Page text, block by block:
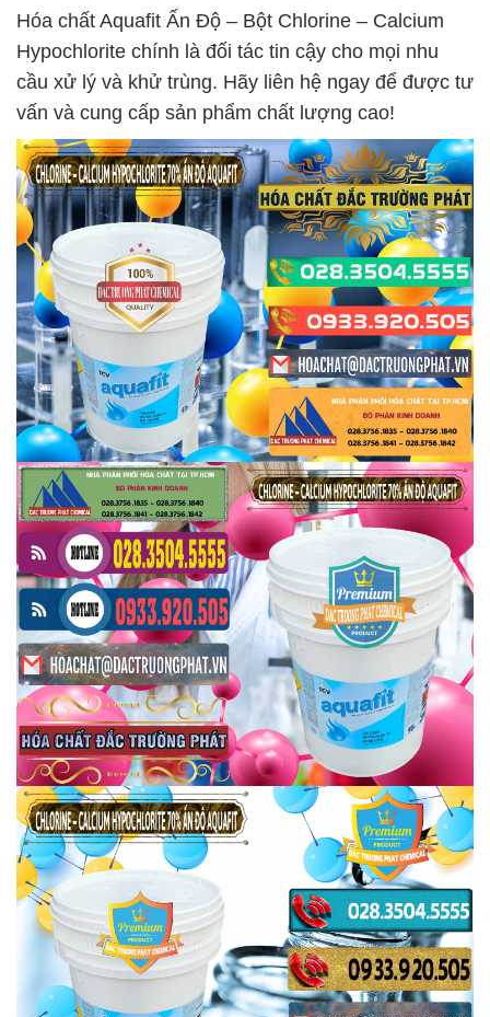
Hóa chất Aquafit Ấn Độ – Bột Chlorine – Calcium
Hypochlorite chính là đối tác tin cậy cho mọi nhu
cầu xử lý và khử trùng. Hãy liên hệ ngay để được tư
vấn và cung cấp sản phẩm chất lượng cao!